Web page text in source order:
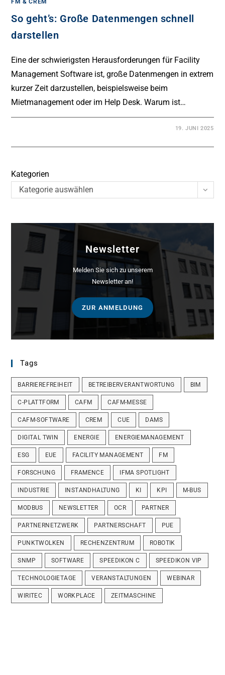
So geht’s: Große Datenmengen schnell
darstellen
Eine der schwierigsten Herausforderungen für Facility
Management Software ist, große Datenmengen in extrem
kurzer Zeit darzustellen, beispielsweise beim
Mietmanagement oder im Help Desk. Warum ist…
19. JUNI 2025
Kategorien
Kategorie auswählen
Newsletter
Melden Sie sich zu unserem
Newsletter an!
ZUR ANMELDUNG
Tags
BARRIEREFREIHEIT BETREIBERVERANTWORTUNG BIM
C-PLATTFORM CAFM CAFM-MESSE
CAFM-SOFTWARE CREM CUE DAMS
DIGITAL TWIN ENERGIE ENERGIEMANAGEMENT
ESG EUE FACILITY MANAGEMENT FM
FORSCHUNG FRAMENCE IFMA SPOTLIGHT
INDUSTRIE INSTANDHALTUNG KI KPI M-BUS
MODBUS NEWSLETTER OCR PARTNER
PARTNERNETZWERK PARTNERSCHAFT PUE
PUNKTWOLKEN RECHENZENTRUM ROBOTIK
SNMP SOFTWARE SPEEDIKON C SPEEDIKON VIP
TECHNOLOGIETAGE VERANSTALTUNGEN WEBINAR
WIRITEC WORKPLACE ZEITMASCHINE